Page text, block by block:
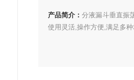
产品简介： 分液漏斗垂直振
使用灵活,操作方便,满足多种